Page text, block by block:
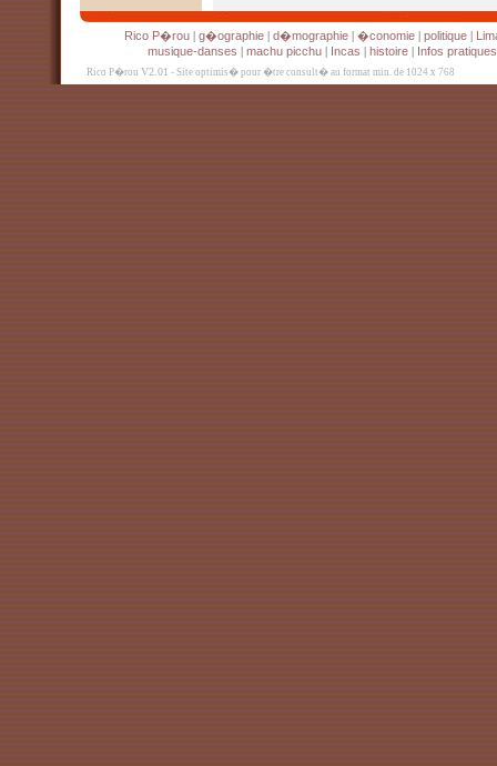
Rico P�rou g�ographie d�mographie �conomie politique
musique-danses
machu picchu Incas histoire Infos pratiques
Rico P�rou V2.01 - Site optimis� pour �tre consult� au format min. de 1024 x 768